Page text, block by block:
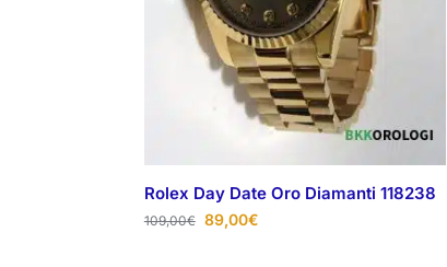
Rolex Day Date Oro Diamanti 118238
109,00€ 89,00€